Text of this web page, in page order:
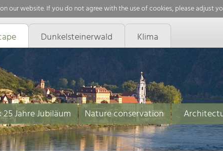
our website. If you do not agree with the use of cookies, please adjust
Dunkelsteinerwald Klima
Jahre Jubiläum Nature conservation